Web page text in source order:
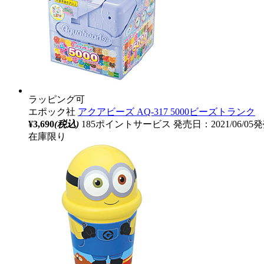
ラッピング可
エポック社 アクアビーズ AQ-317 5000ビーズトランク
¥3,690(税込) 185ポイントサービス 発売日：2021/06/05
在庫限り